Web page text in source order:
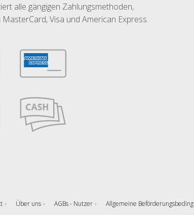
alle gängigen Zahlungsmethoden,
MasterCard, Visa und American Express.
Über uns AGBs - Nutzer Allgemeine